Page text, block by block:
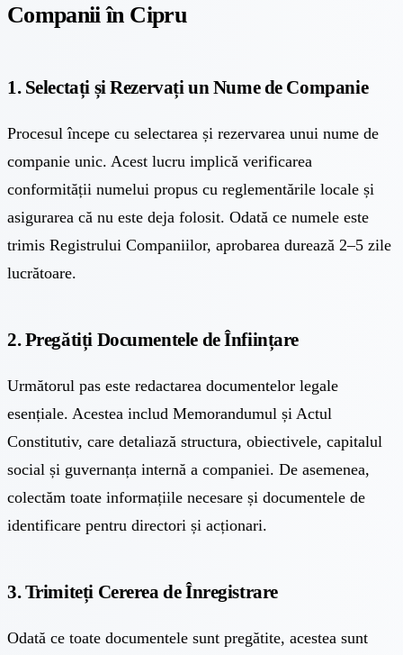
Companii în Cipru
1. Selectați și Rezervați un Nume de Companie
Procesul începe cu selectarea și rezervarea unui nume de
companie unic. Acest lucru implică verificarea
conformității numelui propus cu reglementările locale și
asigurarea că nu este deja folosit. Odată ce numele este
trimis Registrului Companiilor, aprobarea durează 2–5 zile
lucrătoare.
2. Pregătiți Documentele de Înființare
Următorul pas este redactarea documentelor legale
esențiale. Acestea includ Memorandumul și Actul
Constitutiv, care detaliază structura, obiectivele, capitalul
social și guvernanța internă a companiei. De asemenea,
colectăm toate informațiile necesare și documentele de
identificare pentru directori și acționari.
3. Trimiteți Cererea de Înregistrare
Odată ce toate documentele sunt pregătite, acestea sunt